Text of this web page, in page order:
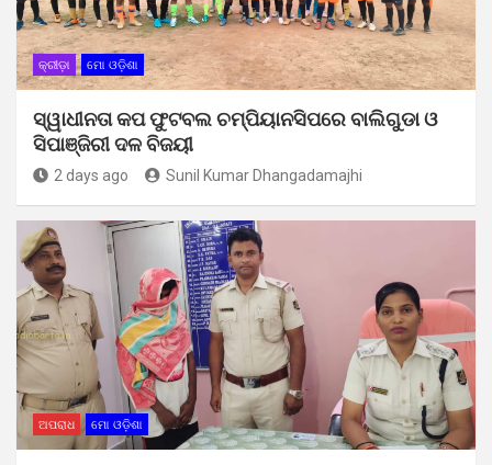
କ୍ରୀଡ଼ା ମୋ ଓଡ଼ିଶା
ସ୍ୱାଧୀନତା କପ ଫୁଟବଲ ଚମ୍ପିୟାନସିପରେ ବାଲିଗୁଡା ଓ
ସିପାଞ୍ଜିରୀ ଦଳ ବିଜୟୀ
2 days ago Sunil Kumar Dhangadamajhi
ଅପରାଧ ମୋ ଓଡ଼ିଶା